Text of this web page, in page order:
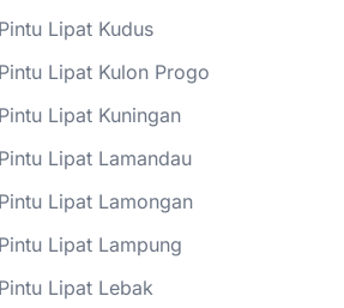
Lipat Kudus
Lipat Kulon Progo
Lipat Kuningan
Lipat Lamandau
Lipat Lamongan
Lipat Lampung
Lipat Lebak